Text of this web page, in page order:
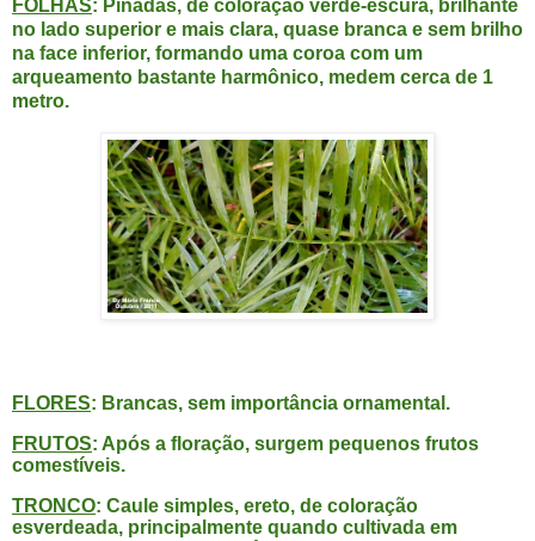
FOLHAS: Pinadas, de coloração verde-escura, brilhante
no lado superior e mais clara, quase branca e sem brilho
na face inferior, formando uma coroa com um
arqueamento bastante harmônico, medem cerca de 1
metro.
FLORES: Brancas, sem importância ornamental.
FRUTOS: Após a floração, surgem pequenos frutos
comestíveis.
TRONCO: Caule simples, ereto, de coloração
esverdeada, principalmente quando cultivada em